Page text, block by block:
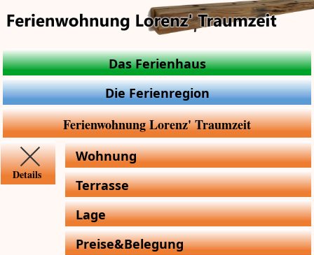
Das Ferienhaus
Die Ferienregion
Ferienwohnung Lorenz' Traumzeit
Wohnung
Terrasse
Lage
Preise&Belegung
Details